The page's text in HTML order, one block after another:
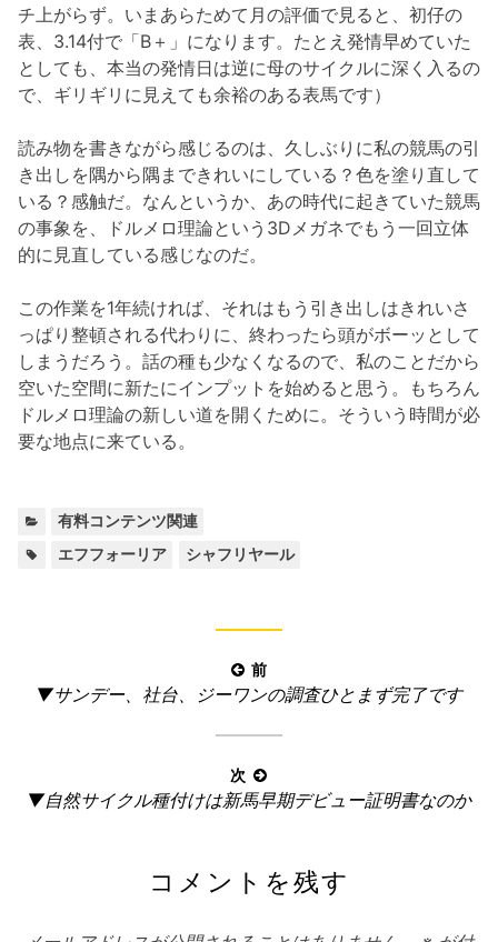
チ上がらず。いまあらためて月の評価で見ると、初仔の
表、3.14付で「B＋」になります。たとえ発情早めていた
としても、本当の発情日は逆に母のサイクルに深く入るの
で、ギリギリに見えても余裕のある表馬です）
読み物を書きながら感じるのは、久しぶりに私の競馬の引
き出しを隅から隅まできれいにしている？色を塗り直して
いる？感触だ。なんというか、あの時代に起きていた競馬
の事象を、ドルメロ理論という3Dメガネでもう一回立体
的に見直している感じなのだ。
この作業を1年続ければ、それはもう引き出しはきれいさ
っぱり整頓される代わりに、終わったら頭がボーッとして
しまうだろう。話の種も少なくなるので、私のことだから
空いた空間に新たにインプットを始めると思う。もちろん
ドルメロ理論の新しい道を開くために。そういう時間が必
要な地点に来ている。
ゴ
有料コンテンツ関連
エフフォーリア シャフリヤール
稿
ゲ
前
前
▼サンデー、社台、ジーワンの調査ひとまず完了です
次
次
▼自然サイクル種付けは新馬早期デビュー証明書なのか
コメントを残す